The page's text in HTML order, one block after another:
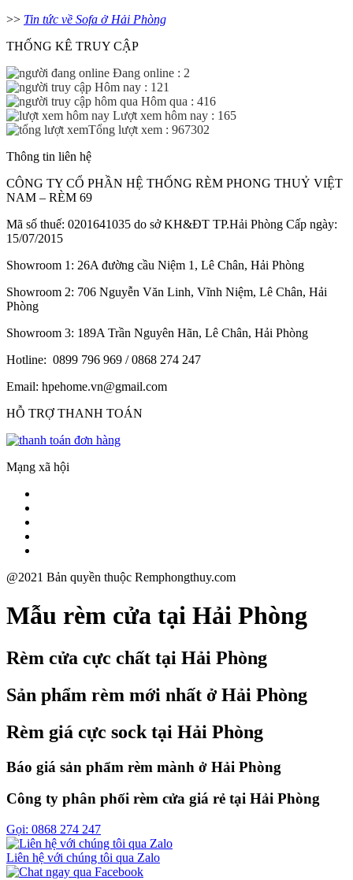
>> Tin tức về Sofa ở Hải Phòng
THỐNG KÊ TRUY CẬP
Đang online : 2
Hôm nay : 121
Hôm qua : 416
Lượt xem hôm nay : 165
Tổng lượt xem : 967302
Thông tin liên hệ
CÔNG TY CỔ PHẦN HỆ THỐNG RÈM PHONG THUỶ VIỆT
NAM – RÈM 69
Mã số thuế: 0201641035 do sở KH&ĐT TP.Hải Phòng Cấp ngày:
15/07/2015
Showroom 1: 26A đường cầu Niệm 1, Lê Chân, Hải Phòng
Showroom 2: 706 Nguyễn Văn Linh, Vĩnh Niệm, Lê Chân, Hải
Phòng
Showroom 3: 189A Trần Nguyên Hãn, Lê Chân, Hải Phòng
Hotline: 0899 796 969 / 0868 274 247
Email: hpehome.vn@gmail.com
HỖ TRỢ THANH TOÁN
Mạng xã hội
@2021 Bản quyền thuộc Remphongthuy.com
Mẫu rèm cửa tại Hải Phòng
Rèm cửa cực chất tại Hải Phòng
Sản phẩm rèm mới nhất ở Hải Phòng
Rèm giá cực sock tại Hải Phòng
Báo giá sản phẩm rèm mành ở Hải Phòng
Công ty phân phối rèm cửa giá rẻ tại Hải Phòng
Gọi: 0868 274 247
Liên hệ với chúng tôi qua Zalo